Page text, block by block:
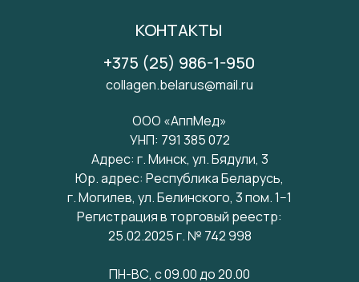
КОНТАКТЫ
collagen.belarus@mail.ru
+375 (25) 986-1-950
ООО «АппМед»
УНП: 791 385 072
Адрес: г. Минск, ул. Бядули, 3
Юр. адрес: Республика Беларусь,
г. Могилев, ул. Белинского, 3 пом. 1−1
Регистрация в торговый реестр:
25.02.2025 г. № 742 998
ПН-ВС, с 09.00 до 20.00